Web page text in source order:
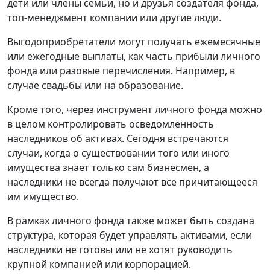
дети или члены семьи, но и друзья создателя фонда,
топ-менеджмент компании или другие люди.
Выгодоприобретатели могут получать ежемесячные
или ежегодные выплаты, как часть прибыли личного
фонда или разовые перечисления. Например, в
случае свадьбы или на образование.
Кроме того, через инструмент личного фонда можно
в целом контролировать осведомленность
наследников об активах. Сегодня встречаются
случаи, когда о существовании того или иного
имущества знает только сам бизнесмен, а
наследники не всегда получают все причитающееся
им имущество.
В рамках личного фонда также может быть создана
структура, которая будет управлять активами, если
наследники не готовы или не хотят руководить
крупной компанией или корпорацией.